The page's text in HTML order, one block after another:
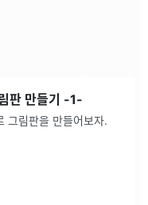
판 만들기 -1-
림판을 만들어보자.